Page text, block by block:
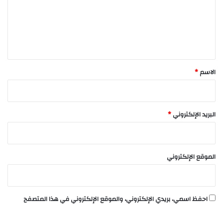
*
الاسم*
البريد الإلكتروني*
الموقع الإلكتروني
احفظ اسمي، بريدي الإلكتروني، والموقع الإلكتروني في هذا المتصفح